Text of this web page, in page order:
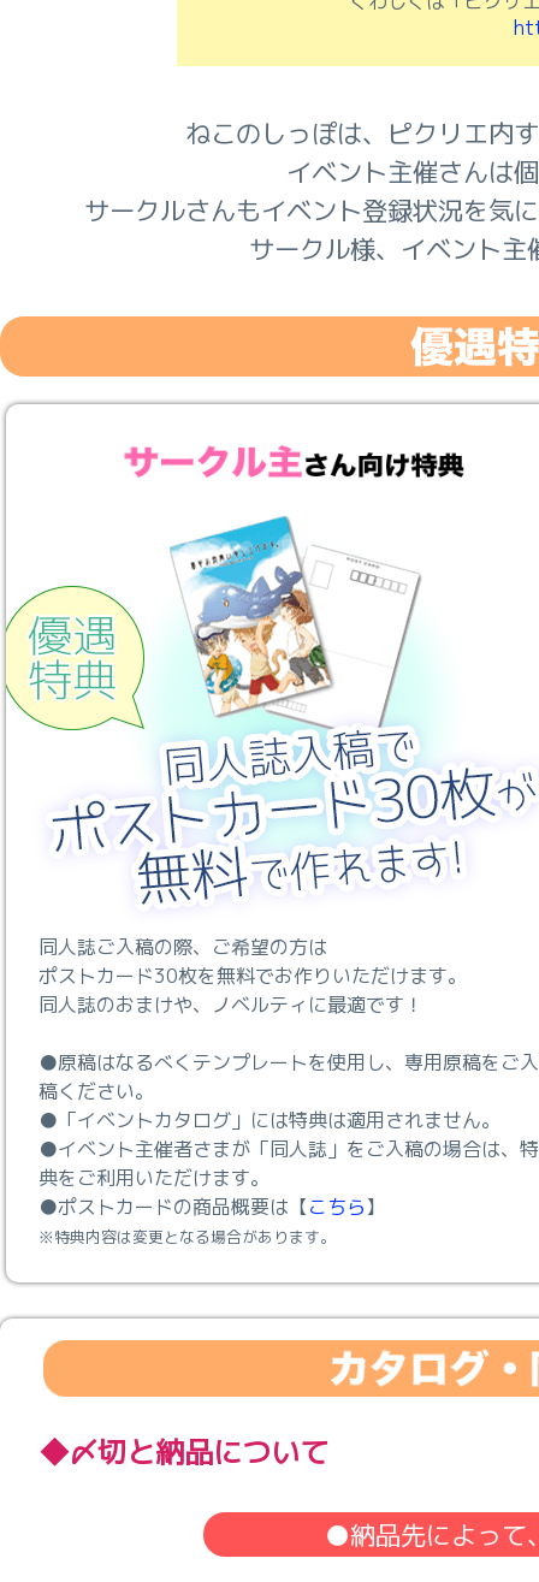
ねこのしっぽは、ピクリエ内
イベント主催さんは
サークルさんもイベント登録状況を気
サークル様、イベント
同人誌ご入稿の際、ご希望の方は
ポストカード30枚を無料でお作りいただけます。
同人誌のおまけや、ノベルティに最適です！
●原稿はなるべくテンプレートを使用し、専用原稿をご入
稿ください。
●「イベントカタログ」には特典は適用されません。
●イベント主催者さまが「同人誌」をご入稿の場合は、特
典をご利用いただけます。
●ポストカードの商品概要は【こちら】
※特典内容は変更となる場合があります。
◆〆切と納品について
●納品先によって